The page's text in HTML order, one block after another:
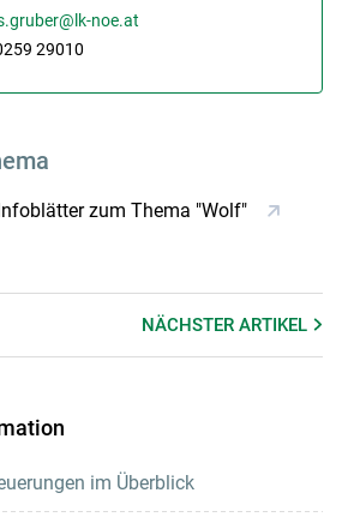
noe.at
29010
zum Thema "Wolf"
NÄCHSTERARTIKEL
im Überblick